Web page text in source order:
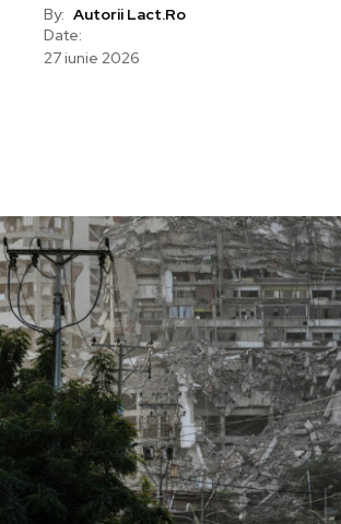
By: Autorii Lact.ro
Date:
27 iunie 2026